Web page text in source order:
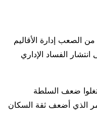
الصعب إدارة الأقاليم
الفساد الإداري
ضعف السلطة
الذي أضعف ثقة السكان